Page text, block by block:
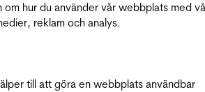
om hur du använder vår webbplats med
reklam och analys.
till att göra en webbplats användbar